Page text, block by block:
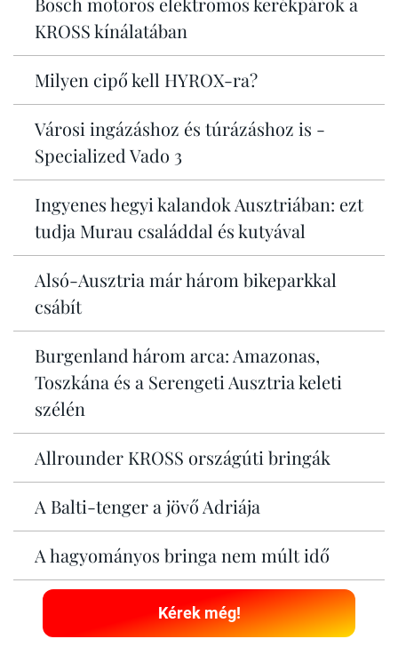
KROSS kínálatában
Milyen cipő kell HYROX-ra?
Városi ingázáshoz és túrázáshoz is -
Specialized Vado 3
Ingyenes hegyi kalandok Ausztriában: ezt
tudja Murau családdal és kutyával
Alsó-Ausztria már három bikeparkkal
csábít
Burgenland három arca: Amazonas,
Toszkána és a Serengeti Ausztria keleti
szélén
Allrounder KROSS országúti bringák
A Balti-tenger a jövő Adriája
A hagyományos bringa nem múlt idő
Kérek még!